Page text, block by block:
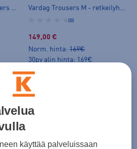
Abisko Hybrid Trail Trousers W - retkeilyhousut
Vardag Trousers M - retkeilyhousut
(0)
149,00 €
Norm. hinta: 169€
30pv alin hinta: 169€
käyttää palveluissaan